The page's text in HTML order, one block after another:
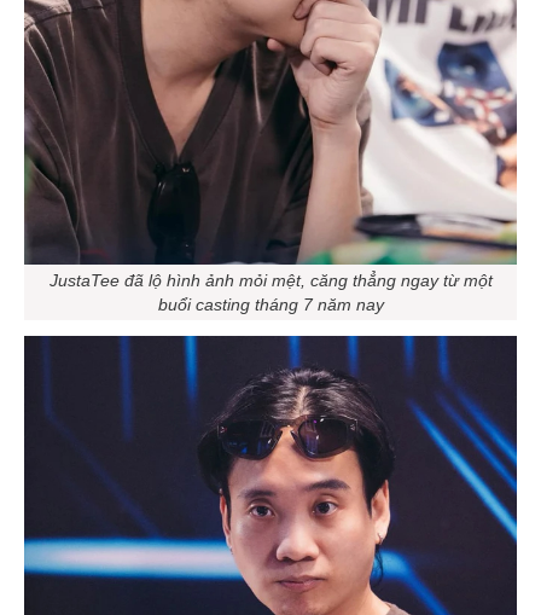
JustaTee đã lộ hình ảnh mỏi mệt, căng thẳng ngay từ một
buổi casting tháng 7 năm nay